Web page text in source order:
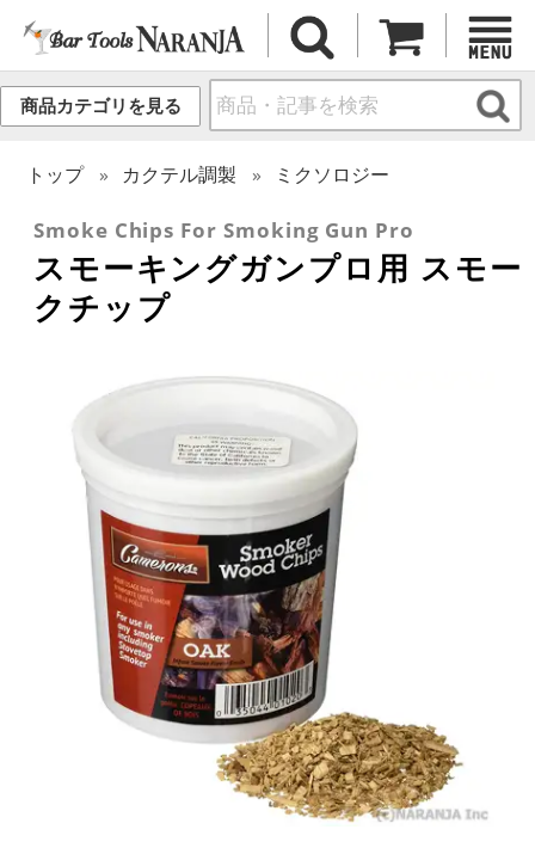
商品カテゴリを見る
トップ カクテル調製 ミクソロジー
Smoke Chips For Smoking Gun Pro
スモーキングガンプロ用 スモー
クチップ